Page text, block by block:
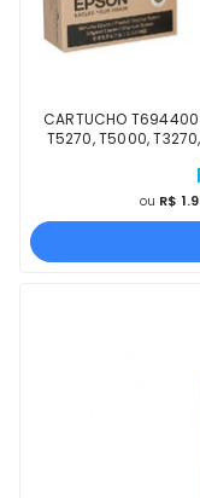
CARTUCHO
T5270, T5000, T3270,
ou R$